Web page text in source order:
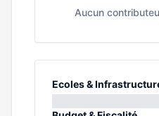
Aucun
Ecoles &
0%